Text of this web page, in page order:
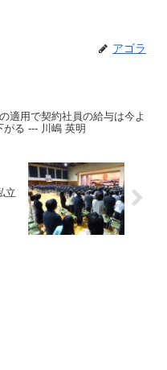
アゴラ
適用で契約社員の給与は今よ
がる --- 川嶋 英明
立